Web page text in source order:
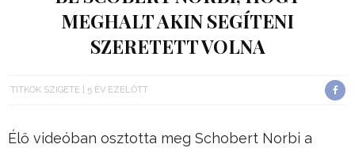
MEGHALT AKIN SEGÍTENI
SZERETETT VOLNA
TITKOK SZIGETE 5 ÉV EZELŐTT
Élő videóban osztotta meg Schobert Norbi a